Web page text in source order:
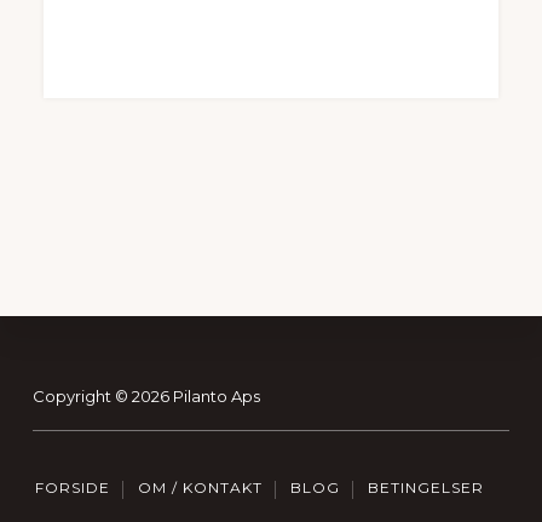
Footer
Copyright © 2026 Pilanto Aps
FORSIDE OM / KONTAKT BLOG BETINGELSER